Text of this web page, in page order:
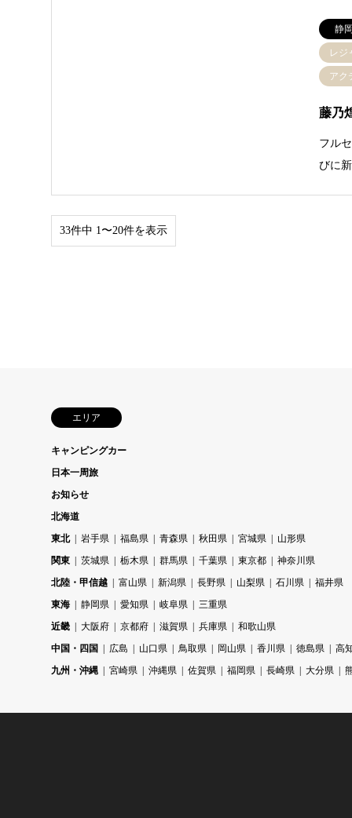
静
レジ
アク
藤乃
フル
びに
33件中 1〜20件を表示
エリア
キャンピングカー
日本一周旅
お知らせ
北海道
東北
岩手県 福島県 青森県 秋田県 宮城県
山形県
関東
茨城県 栃木県 群馬県 千葉県 東京都
神奈川県
北陸・甲信越
富山県 新潟県 長野県 山梨県 石川県
福井県
東海
静岡県 愛知県 岐阜県
三重県
近畿
大阪府 京都府 滋賀県 兵庫県
和歌山県
中国・四国
広島 山口県 鳥取県 岡山県 香川県 徳島県
高
九州・沖縄
宮崎県 沖縄県 佐賀県 福岡県 長崎県 大分県